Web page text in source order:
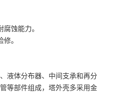
蚀能力。
。
液体分布器、中间支承和再分
等部件组成，塔外壳多采用金